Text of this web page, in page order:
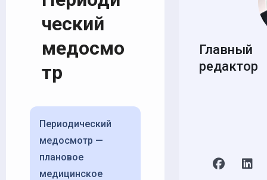
ческий
медосмо
тр
Периодический
медосмотр —
плановое
медицинское
Главный
редактор